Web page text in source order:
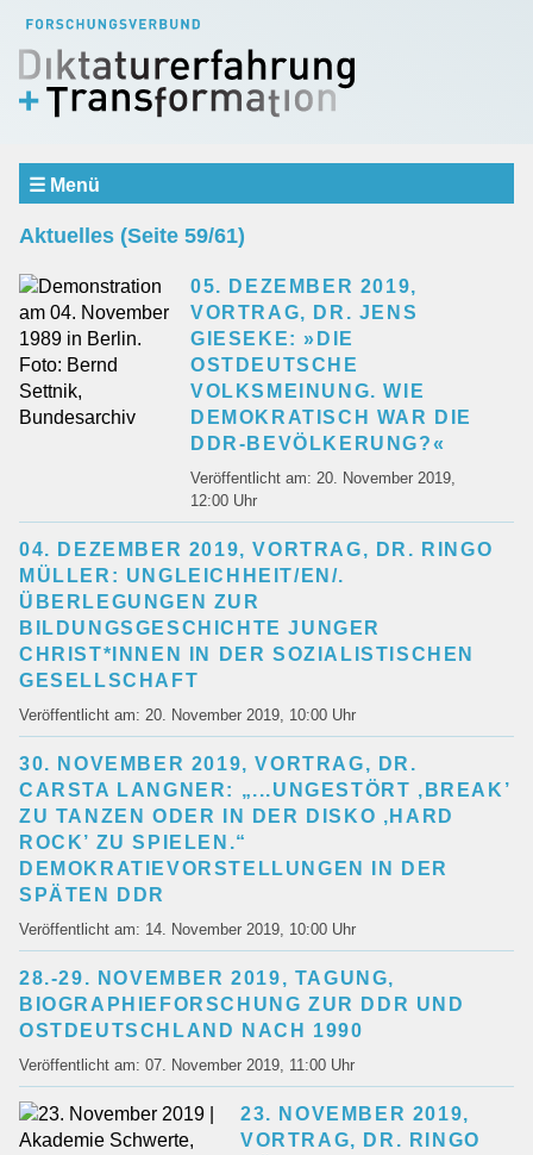
☰ Menü
SCHWERPUNKTBEREICHE
Erfahrung und Erinnerung
Repräsentation und Urteilsbildung
Dialog und Vermittlung
Teilprojekte
Mitarbeiter
Institutionen
Kooperationspartner
Kontakt
Ansprechpersonen
Anmeldung Newsletter
Datenschutz
Barrierefreiheitserklärung
Aktuelles (Seite 59/61)
05. DEZEMBER 2019,
VORTRAG, DR. JENS
GIESEKE: »DIE
OSTDEUTSCHE
VOLKSMEINUNG. WIE
DEMOKRATISCH WAR DIE
DDR-BEVÖLKERUNG?«
Veröffentlicht am: 20. November 2019,
12:00 Uhr
04. DEZEMBER 2019, VORTRAG, DR. RINGO
MÜLLER: UNGLEICHHEIT/EN/.
ÜBERLEGUNGEN ZUR
BILDUNGSGESCHICHTE JUNGER
CHRIST*INNEN IN DER SOZIALISTISCHEN
GESELLSCHAFT
Veröffentlicht am: 20. November 2019, 10:00 Uhr
30. NOVEMBER 2019, VORTRAG, DR.
CARSTA LANGNER: „...UNGESTÖRT ‚BREAK’
ZU TANZEN ODER IN DER DISKO ‚HARD
ROCK’ ZU SPIELEN.“
DEMOKRATIEVORSTELLUNGEN IN DER
SPÄTEN DDR
Veröffentlicht am: 14. November 2019, 10:00 Uhr
28.-29. NOVEMBER 2019, TAGUNG,
BIOGRAPHIEFORSCHUNG ZUR DDR UND
OSTDEUTSCHLAND NACH 1990
Veröffentlicht am: 07. November 2019, 11:00 Uhr
23. NOVEMBER 2019,
VORTRAG, DR. RINGO